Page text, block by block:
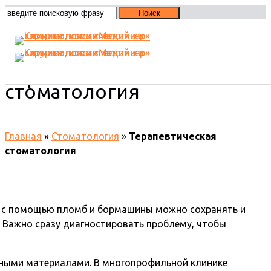
стоматология
Главная » Стоматология » Терапевтическая
стоматология
с помощью пломб и бормашины можно сохранять и
сразу диагностировать проблему, чтобы
материалами. В многопрофильной клинике